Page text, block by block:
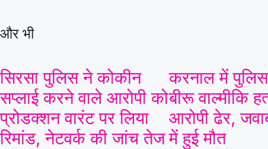
और भी
सिरसा पुलिस ने कोकीन
सप्लाई करने वाले आरोपी को
प्रोडक्शन वारंट पर लिया
रिमांड, नेटवर्क की जांच तेज
करनाल में
बीरू वाल्मीकि
आरोपी ढेर,
में हुई मौत
08 Aug 2026, Sat 13:30 GMT
T20 LIVE
AtThe Rose Bowl
T20